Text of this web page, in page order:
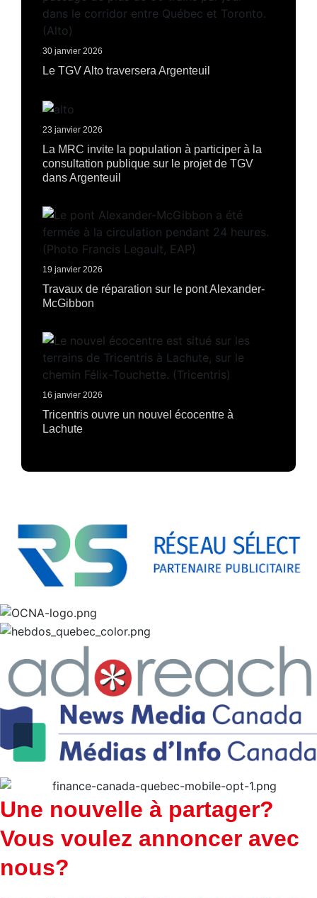
30 janvier 2026
Le TGV Alto traversera Argenteuil
23 janvier 2026
La MRC invite la population à participer à la
consultation publique sur le projet de TGV
dans Argenteuil
19 janvier 2026
Travaux de réparation sur le pont Alexander-
McGibbon
16 janvier 2026
Tricentris ouvre un nouvel écocentre à
Lachute
Une nouvelle à partager?
Vous voulez annoncer avec
nous?